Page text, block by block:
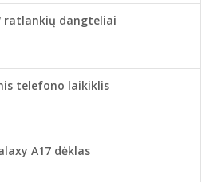
ratlankių dangteliai
telefono laikiklis
A17 dėklas